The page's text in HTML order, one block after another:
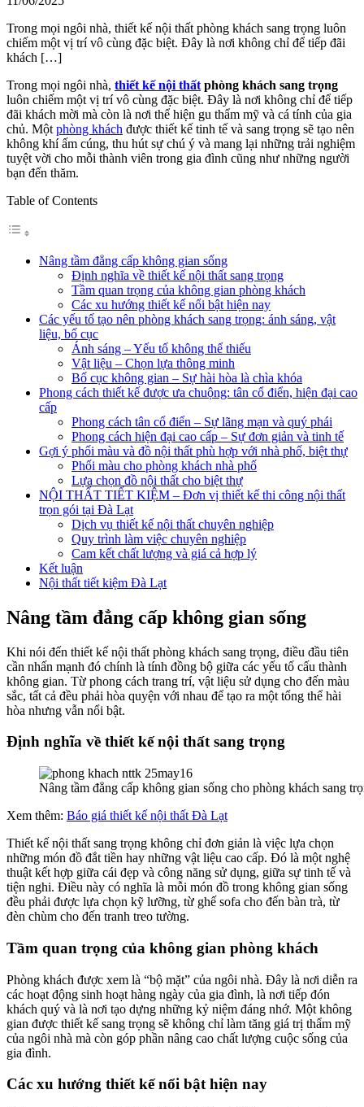
Trong mọi ngôi nhà, thiết kế nội thất phòng khách sang trọng luôn
chiếm một vị trí vô cùng đặc biệt. Đây là nơi không chỉ để tiếp đãi
khách […]
Trong mọi ngôi nhà, thiết kế nội thất phòng khách sang trọng
luôn chiếm một vị trí vô cùng đặc biệt. Đây là nơi không chỉ để tiếp
đãi khách mời mà còn là nơi thể hiện gu thẩm mỹ và cá tính của gia
chủ. Một phòng khách được thiết kế tinh tế và sang trọng sẽ tạo nên
không khí ấm cúng, thu hút sự chú ý và mang lại những trải nghiệm
tuyệt vời cho mỗi thành viên trong gia đình cũng như những người
bạn đến thăm.
Table of Contents
Nâng tầm đẳng cấp không gian sống
Định nghĩa về thiết kế nội thất sang trọng
Tầm quan trọng của không gian phòng khách
Các xu hướng thiết kế nổi bật hiện nay
Các yếu tố tạo nên phòng khách sang trọng: ánh sáng, vật
liệu, bố cục
Ánh sáng – Yếu tố không thể thiếu
Vật liệu – Chọn lựa thông minh
Bố cục không gian – Sự hài hòa là chìa khóa
Phong cách thiết kế được ưa chuộng: tân cổ điển, hiện đại cao
cấp
Phong cách tân cổ điển – Sự lãng mạn và quý phái
Phong cách hiện đại cao cấp – Sự đơn giản và tinh tế
Gợi ý phối màu và đồ nội thất phù hợp với nhà phố, biệt thự
Phối màu cho phòng khách nhà phố
Lựa chọn đồ nội thất cho biệt thự
NỘI THẤT TIẾT KIỆM – Đơn vị thiết kế thi công nội thất
trọn gói tại Đà Lạt
Dịch vụ thiết kế nội thất chuyên nghiệp
Quy trình làm việc chuyên nghiệp
Cam kết chất lượng và giá cả hợp lý
Kết luận
Nội thất tiết kiệm Đà Lạt
Nâng tầm đẳng cấp không gian sống
Khi nói đến thiết kế nội thất phòng khách sang trọng, điều đầu tiên
cần nhấn mạnh đó chính là tính đồng bộ giữa các yếu tố cấu thành
không gian. Từ phong cách trang trí, vật liệu sử dụng cho đến màu
sắc, tất cả đều phải hòa quyện với nhau để tạo ra một tổng thể hài
hòa nhưng vẫn nổi bật.
Định nghĩa về thiết kế nội thất sang trọng
Nâng tầm đẳng cấp không gian sống cho phòng khách sang
Xem thêm: Báo giá thiết kế nội thất Đà Lạt
Thiết kế nội thất sang trọng không chỉ đơn giản là việc lựa chọn
những món đồ đắt tiền hay những vật liệu cao cấp. Đó là một nghệ
thuật kết hợp giữa cái đẹp và công năng sử dụng, giữa sự tinh tế và
tiện nghi. Điều này có nghĩa là mỗi món đồ trong không gian sống
đều phải được lựa chọn kỹ lưỡng, từ ghế sofa cho đến bàn trà, từ
đèn chùm cho đến tranh treo tường.
Tầm quan trọng của không gian phòng khách
Phòng khách được xem là “bộ mặt” của ngôi nhà. Đây là nơi diễn ra
các hoạt động sinh hoạt hàng ngày của gia đình, là nơi tiếp đón
khách quý và là nơi tạo dựng những kỷ niệm đáng nhớ. Một không
gian được thiết kế sang trọng sẽ không chỉ làm tăng giá trị thẩm mỹ
của ngôi nhà mà còn góp phần nâng cao chất lượng cuộc sống của
gia đình.
Các xu hướng thiết kế nổi bật hiện nay